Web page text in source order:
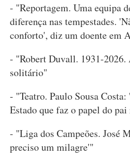
- "Reportagem. Uma equipa
diferença nas tempestades.
conforto', diz um doente em
- "Robert Duvall. 1931-2026.
solitário"
- "Teatro. Paulo Sousa
Estado que faz o papel do
- "Liga dos Campeões. José
preciso um milagre'"